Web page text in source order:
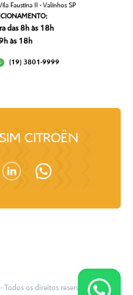
Faustina II - Valinhos SP
das 8h às 18h
às 18h
(19) 3801-9999
SIM CITROËN
- Todos os direitos reservados